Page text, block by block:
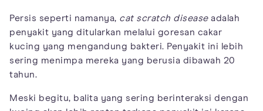
Persis seperti namanya, cat scratch diseaseadalah
penyakit yang ditularkan melalui goresan cakar
kucing yang mengandung bakteri. Penyakit ini lebih
sering menimpa mereka yang berusia dibawah 20
tahun.
Meski begitu, balita yang sering berinteraksi dengan